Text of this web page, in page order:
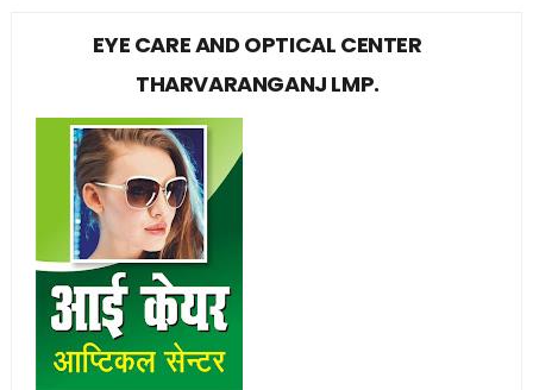
EYE CARE AND OPTICAL CENTER
THARVARANGANJ LMP.